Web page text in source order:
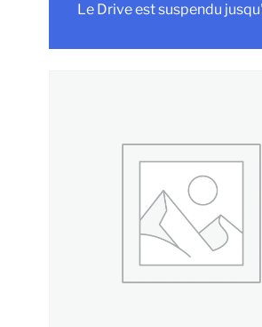
Le Drive est suspendu